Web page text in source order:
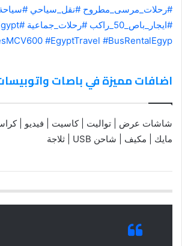
#رحلات_مرسى_مطروح #نقل_سياحي
#ايجار_باص_50_راكب
#رحلات_جماعية #TouristBusEgypt
#EgyptTravel #BusRentalEgyp
اضافات مميزة في باصات واتوبيسات
مايك | مكيف | شاحن USB | ثلاجة